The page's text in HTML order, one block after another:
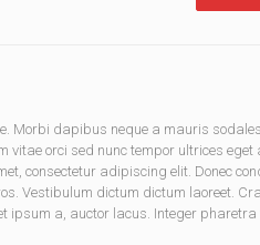
Morbi dapibus neque a mauris
vitae orci sed nunc tempor ultrices eget
consectetur adipiscing elit. Donec
Vestibulum dictum dictum laoreet.
a, auctor lacus. Integer pharetra